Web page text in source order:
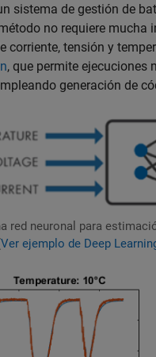
sistema de gestión de
no requiere
corriente, tensión y
, que permite ejecuciones
generación de
red neuronal para
Ver ejemplo de Deep